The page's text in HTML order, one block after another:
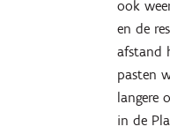
ook
en de
afstand
pasten
langere
in de